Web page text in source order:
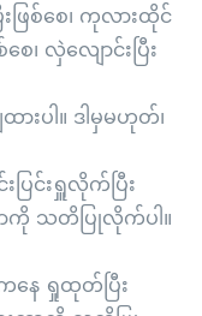
ြစ်စေ၊ ကုလားထိုင်
၊ လှဲလျောင်းပြီး
းပါ။ ဒါမှမဟုတ်၊
ပြင်းရှူလိုက်ပြီး
ာကို သတိပြုလိုက်ပါ။
နေ ရှုထုတ်ပြီး